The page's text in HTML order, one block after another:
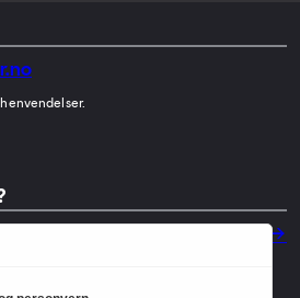
mer her.